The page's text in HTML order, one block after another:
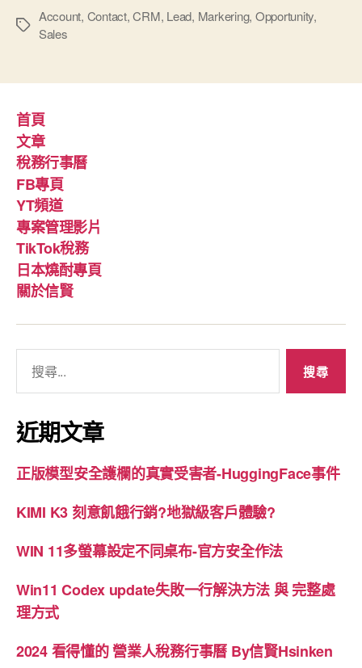
標
Account, Contact,CRM, Lead, Markering, Opportunity,
Sales
首頁
文章
稅務行事曆
FB專頁
YT頻道
專案管理影片
TikTok稅務
日本燒酎專頁
關於信賢
關
鍵
字:
近期文章
正版模型安全護欄的真實受害者-HuggingFace事件
KIMI K3 刻意飢餓行銷?地獄級客戶體驗?
WIN 11多螢幕設定不同桌布-官方安全作法
Win11 Codex update失敗一行解決方法 與 完整處
理方式
2024 看得懂的 營業人稅務行事曆 By信賢Hsinken